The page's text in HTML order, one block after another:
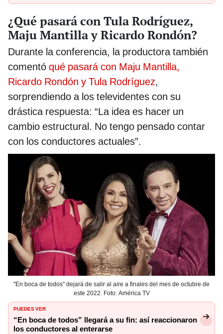
¿Qué pasará con Tula Rodríguez,
Maju Mantilla y Ricardo Rondón?
Durante la conferencia, la productora también
comentó qué pasará con Maju Mantilla,
Ricardo Rondón y Tula Rodríguez,
sorprendiendo a los televidentes con su
drástica respuesta: “La idea es hacer un
cambio estructural. No tengo pensado contar
con los conductores actuales”.
"En boca de todos" dejará de salir al aire a finales del mes de octubre de
este 2022. Foto: América TV
PUEDES VER
“En boca de todos” llegará a su fin: así reaccionaron
los conductores al enterarse